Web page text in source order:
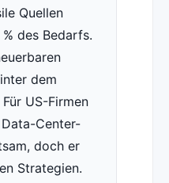
Quellen
des Bedarfs.
dem
US-Firmen
Center-
doch er
Strategien.